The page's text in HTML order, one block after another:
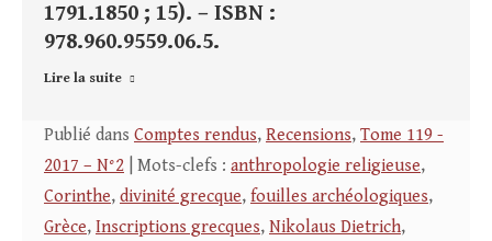
1791.1850 ; 15). – ISBN :
978.960.9559.06.5.
Lire la suite
Publié dans Comptes rendus, Recensions, Tome 119 -
2017 – N°2 | Mots-clefs : anthropologie religieuse,
Corinthe, divinité grecque, fouilles archéologiques,
Grèce, Inscriptions grecques, Nikolaus Dietrich,